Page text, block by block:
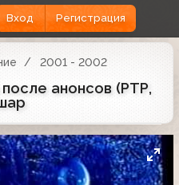
Вход Регистрация
2001 - 2002
анонсов (РТР,